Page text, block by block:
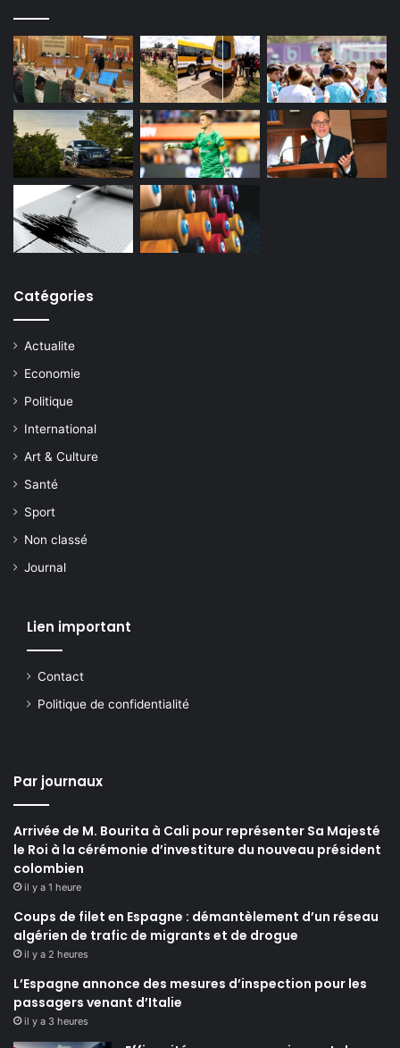
Catégories
Actualite
Economie
Politique
International
Art & Culture
Santé
Sport
Non classé
Journal
Lien important
Contact
Politique de confidentialité
Par journaux
Arrivée de M. Bourita à Cali pour représenter Sa Majesté
le Roi à la cérémonie d’investiture du nouveau président
colombien
il y a 1 heure
Coups de filet en Espagne : démantèlement d’un réseau
algérien de trafic de migrants et de drogue
il y a 2 heures
L’Espagne annonce des mesures d’inspection pour les
passagers venant d’Italie
il y a 3 heures